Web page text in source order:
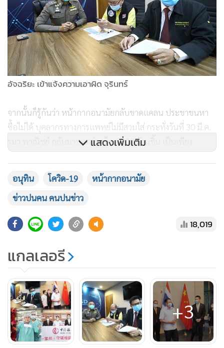
อัจฉริยะ เข้าแจ้งความเอาผิด จุรินทร์
จากนั้นก็รู้กันว่า หน้ากากอนามัยกลับขาดแคลน ประขาชนหา
ซื้อไม่ได้ บุคลากรทางการแพทย์ไม่มีสวมใส่ กระทั่งวันที่ 30 มี.ค.
รมว.พาณิชย์ กลับมาบอกว่าสต็อก 200 ล้านชิ้น เป็นเพียง
เมื่อเป็นเช่นนี้ “อัจฉริยะ” จึงมองว่าเกิดความเสียหายกระทบต่อ
ประชาชนและบุคลากรทางการแพทย์ ทำให้มีหลายคนติดไวรัส
ต้องได้รับรายงานข้อมูลจากหน่วยงานเกี่ยวข้องอยู่แล้ว และการ
สุดท้ายมายอมรับว่าเป็นเพียงวัตถุดิบ
เรียกว่า สังคมงงเป็นไก่ตาแตกโอละพ่อ!!ชนิดกลับลำ 360 องศา
ของ “รมว.พาณิชย์”
แสดงเพิ่มเติม
อนุทิน โควิด-19
หน้ากากอนามัย
ข่าวปนคน คนปนข่าว
18,019
แกลเลอรี
+3